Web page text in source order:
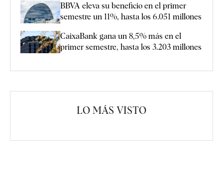
BBVA eleva su beneficio en el primer
semestre un 11%, hasta los 6.051 millones
CaixaBank gana un 8,5% más en el
primer semestre, hasta los 3.203 millones
LO MÁS VISTO